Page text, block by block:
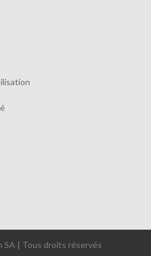
| Tous droits réservés